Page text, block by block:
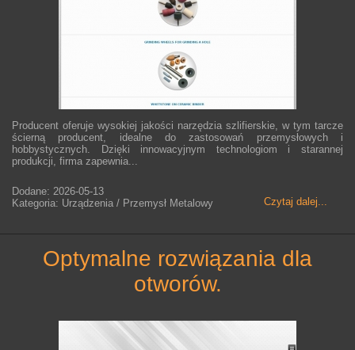
Producent oferuje wysokiej jakości narzędzia szlifierskie, w tym tarcze
ścierną producent, idealne do zastosowań przemysłowych i
hobbystycznych. Dzięki innowacyjnym technologiom i starannej
produkcji, firma zapewnia...
Czytaj dalej...
Dodane: 2026-05-13
Kategoria: Urządzenia / Przemysł Metalowy
optymalne rozwiązania dla
otworów.